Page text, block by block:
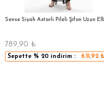
Sense Siyah Astarlı Pileli Şifon Uzun
789,90 ₺
Sepette % 20 indirim : 631,92₺